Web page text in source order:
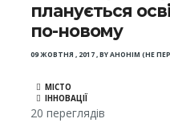
планується
по-новому
09 ЖОВТНЯ , 2017,BYАНОНІМ (НЕ
МІСТО
ІННОВАЦІЇ
20 переглядів